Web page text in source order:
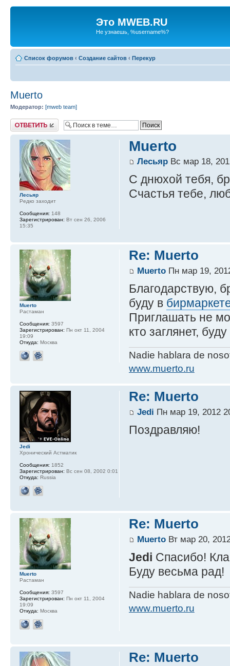
Это MWEB.RU
Не узнаешь, %username%?
Список форумов ‹ Создание сайтов ‹ Перекур
Muerto
Модератор: [mweb team]
Ответить
Muerto
ЛесьярВс мар 18,
С днюхой тебя,
Счастья тебе,
Лесьяр
Редко заходит
Сообщения: 148
Зарегистрирован: Вт сен 26, 2006
15:35
Re: Muerto
MuertoПн мар 19,
Благодарствую,
буду в
Приглашать не
кто заглянет,
Nadie hablara de
www.muerto.ru
Muerto
Растаман
Сообщения: 3597
Зарегистрирован: Пн окт 11, 2004
19:09
Откуда: Москва
Re: Muerto
Jedi Пн мар 19, 2012
Поздравляю!
Jedi
Хронический Астматик
Сообщения: 1852
Зарегистрирован: Вс сен 08, 2002 0:01
Откуда: Russia
Re: Muerto
MuertoВт мар 20,
Jedi Спасибо!
Буду весьма рад!
Nadie hablara de
www.muerto.ru
Muerto
Растаман
Сообщения: 3597
Зарегистрирован: Пн окт 11, 2004
19:09
Откуда: Москва
Re: Muerto